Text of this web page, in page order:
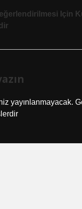
Için
yayınlanmayacak.